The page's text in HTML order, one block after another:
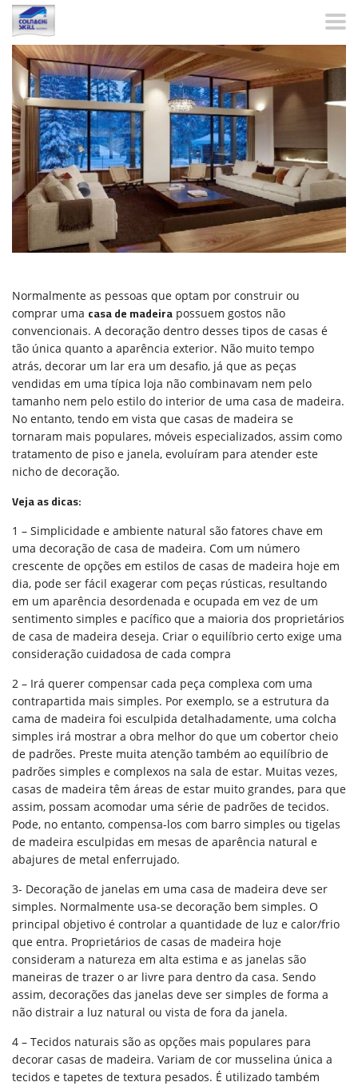
Normalmente as pessoas que optam por construir ou
comprar uma casa de madeira possuem gostos não
convencionais. A decoração dentro desses tipos de casas é
tão única quanto a aparência exterior. Não muito tempo
atrás, decorar um lar era um desafio, já que as peças
vendidas em uma típica loja não combinavam nem pelo
tamanho nem pelo estilo do interior de uma casa de madeira.
No entanto, tendo em vista que casas de madeira se
tornaram mais populares, móveis especializados, assim como
tratamento de piso e janela, evoluíram para atender este
nicho de decoração.
Veja as dicas:
1 – Simplicidade e ambiente natural são fatores chave em
uma decoração de casa de madeira. Com um número
crescente de opções em estilos de casas de madeira hoje em
dia, pode ser fácil exagerar com peças rústicas, resultando
em um aparência desordenada e ocupada em vez de um
sentimento simples e pacífico que a maioria dos proprietários
de casa de madeira deseja. Criar o equilíbrio certo exige uma
consideração cuidadosa de cada compra
2 – Irá querer compensar cada peça complexa com uma
contrapartida mais simples. Por exemplo, se a estrutura da
cama de madeira foi esculpida detalhadamente, uma colcha
simples irá mostrar a obra melhor do que um cobertor cheio
de padrões. Preste muita atenção também ao equilíbrio de
padrões simples e complexos na sala de estar. Muitas vezes,
casas de madeira têm áreas de estar muito grandes, para que
assim, possam acomodar uma série de padrões de tecidos.
Pode, no entanto, compensa-los com barro simples ou tigelas
de madeira esculpidas em mesas de aparência natural e
abajures de metal enferrujado.
3- Decoração de janelas em uma casa de madeira deve ser
simples. Normalmente usa-se decoração bem simples. O
principal objetivo é controlar a quantidade de luz e calor/frio
que entra. Proprietários de casas de madeira hoje
consideram a natureza em alta estima e as janelas são
maneiras de trazer o ar livre para dentro da casa. Sendo
assim, decorações das janelas deve ser simples de forma a
não distrair a luz natural ou vista de fora da janela.
4 – Tecidos naturais são as opções mais populares para
decorar casas de madeira. Variam de cor musselina única a
tecidos e tapetes de textura pesados. É utilizado também